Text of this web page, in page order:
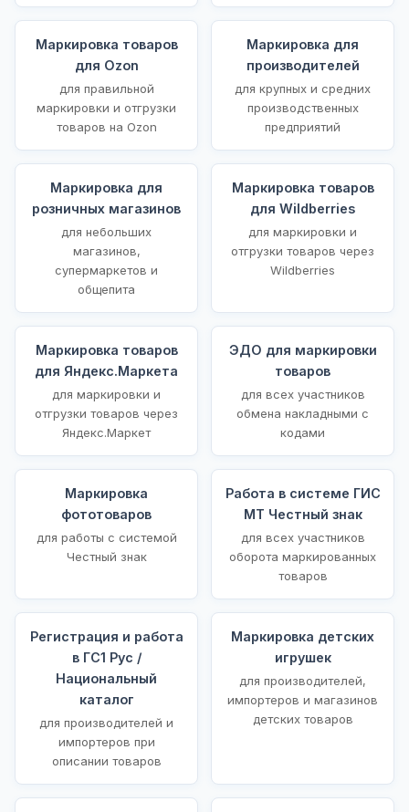
Маркировка товаров
для Ozon
для правильной
маркировки и отгрузки
товаров на Ozon
Маркировка для
производителей
для крупных и средних
производственных
предприятий
Маркировка для
розничных магазинов
для небольших
магазинов,
супермаркетов и
общепита
Маркировка товаров
для Wildberries
для маркировки и
отгрузки товаров через
Wildberries
Маркировка товаров
для Яндекс.Маркета
для маркировки и
отгрузки товаров через
Яндекс.Маркет
ЭДО для маркировки
товаров
для всех участников
обмена накладными с
кодами
Маркировка
фототоваров
для работы с системой
Честный знак
Работа в системе ГИС
МТ Честный знак
для всех участников
оборота маркированных
товаров
Регистрация и работа
в ГС1 Рус /
Национальный
каталог
для производителей и
импортеров при
описании товаров
Маркировка детских
игрушек
для производителей,
импортеров и магазинов
детских товаров